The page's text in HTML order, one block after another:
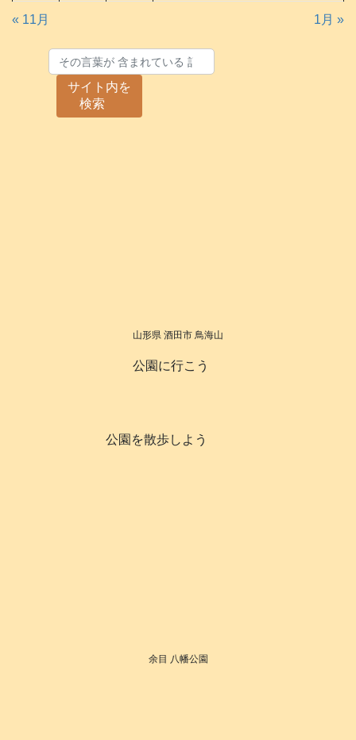
« 11月 1月 »
サイト内を
検索
山形県 酒田市 鳥海山
公園に行こう
公園を散歩しよう
余目 八幡公園